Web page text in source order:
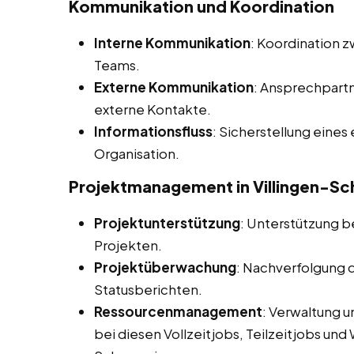
Kommunikation und Koordination
Interne Kommunikation: Koordination
Teams.
Externe Kommunikation:
externe Kontakte.
Informationsfluss: Sicherstellung
Organisation.
Projektmanagement in Villingen-
Projektunterstützung: Unterstützung
Projekten.
Projektüberwachung: Nachverfolgung
Statusberichten.
Ressourcenmanagement: Verwaltung
bei diesen Vollzeitjobs, Teilzeitjobs